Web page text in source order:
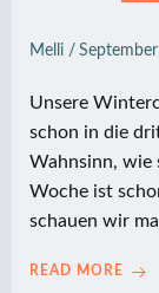
Melli /
Unsere
schon in die
Wahnsinn, wie
Woche ist
schauen wir
READ MORE